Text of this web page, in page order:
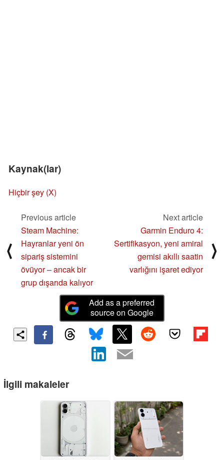
Kaynak(lar)
Hiçbir şey (X)
⟨
Previous article
Steam Machine:
Hayranlar yeni ön
sipariş sistemini
övüyor – ancak bir
grup dışarıda kalıyor
Next article
Garmin Enduro 4:
Sertifikasyon, yeni amiral
gemisi akıllı saatin
varlığını işaret ediyor
⟩
Add as a preferred
source on Google
İlgili makaleler